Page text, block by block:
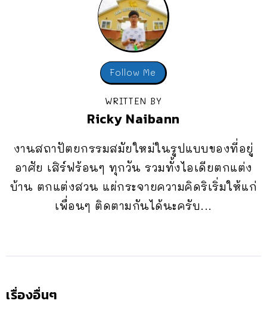
Follow Me
WRITTEN BY
Ricky Naibann
งานสถาปัตยกรรมสมัยใหม่ในรูปแบบของที่อยู่
อาศัย เสิร์ฟร้อนๆ ทุกวัน รวมทั้งไอเดียตกแต่ง
บ้าน ตกแต่งสวน แผ่กระจายความคิดริเริ่มให้แก่
เพื่อนๆ ติดตามกันได้นะครับ...
เรื่องอื่นๆ